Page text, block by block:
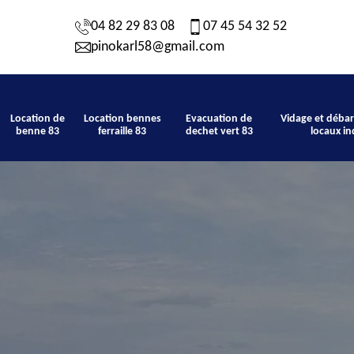
04 82 29 83 08
07 45 54 32 52
pinokarl58@gmail.com
Location de
benne 83
Location bennes
ferraille 83
Evacuation de
dechet vert 83
Vidage et
locaux